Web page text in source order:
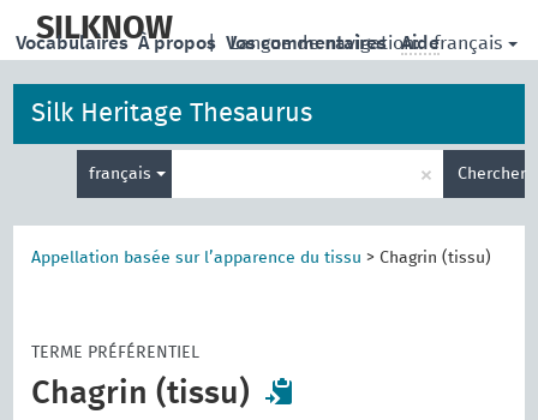
main
SILKNOW | Langue de navigation: français
Vocabulaires À propos Vos commentaires Aide
Silk Heritage Thesaurus
français
de
recherche
× Chercher
Appellation basée sur l’apparence du tissu > Chagrin (tissu)
TERME PRÉFÉRENTIEL
Chagrin (tissu)